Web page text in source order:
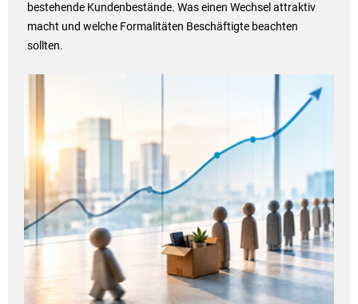
bestehende Kundenbestände. Was einen Wechsel attraktiv
macht und welche Formalitäten Beschäftigte beachten
sollten.